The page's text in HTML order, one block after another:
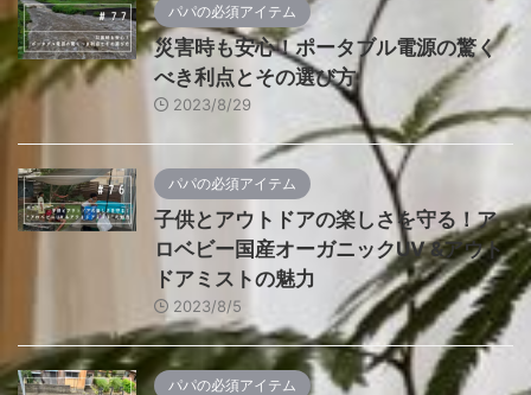
パパの必須アイテム
災害時も安心！ポータブル電源の驚く
べき利点とその選び方
2023/8/29
パパの必須アイテム
子供とアウトドアの楽しさを守る！ア
ロベビー国産オーガニックUV &アウト
ドアミストの魅力
2023/8/5
パパの必須アイテム